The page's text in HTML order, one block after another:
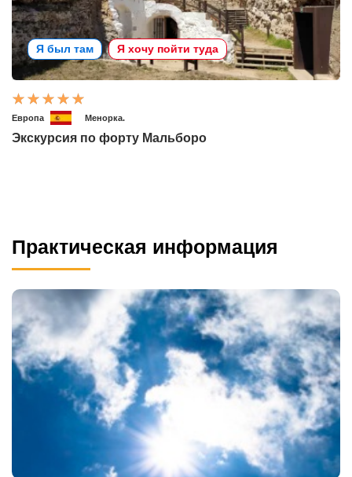
Я был там Я хочу пойти туда
Европа Менорка.
Экскурсия по форту Мальборо
Практическая информация